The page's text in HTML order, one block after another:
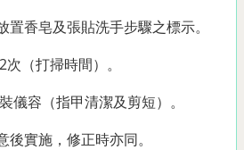
香皂及張貼洗手步驟之標示。
（打掃時間）。
儀容（指甲清潔及剪短）。
實施，修正時亦同。